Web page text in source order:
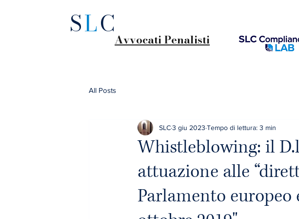
SLCAvvocati Penalisti
All Posts
Whistleblowing: il
attuazione alle
Parlamento europeo
SLC3 giu 2023 Tempo di lettura: 3 min